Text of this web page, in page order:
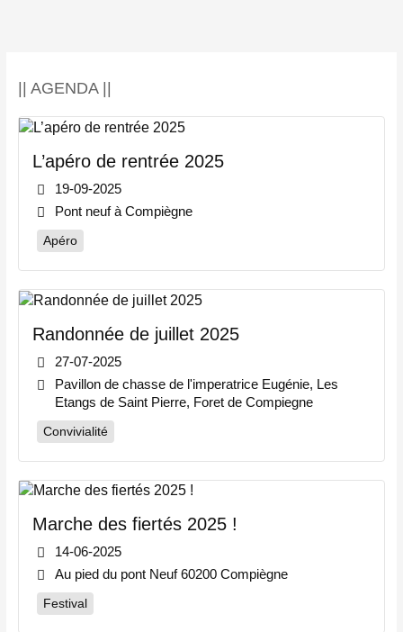
|| AGENDA ||
L’apéro de rentrée 2025
19-09-2025
Pont neuf à Compiègne
Apéro
Randonnée de juillet 2025
27-07-2025
Pavillon de chasse de l'imperatrice Eugénie, Les
Etangs de Saint Pierre, Foret de Compiegne
Convivialité
Marche des fiertés 2025 !
14-06-2025
Au pied du pont Neuf 60200 Compiègne
Festival